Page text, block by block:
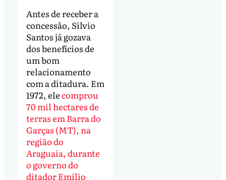
Antes de receber a
concessão, Silvio
Santos já gozava
dos benefícios de
um bom
relacionamento
com a ditadura. Em
1972, elecomprou
70 mil hectares de
terras em Barra do
Garças (MT), na
região do
Araguaia, durante
o governo do
ditador Emílio